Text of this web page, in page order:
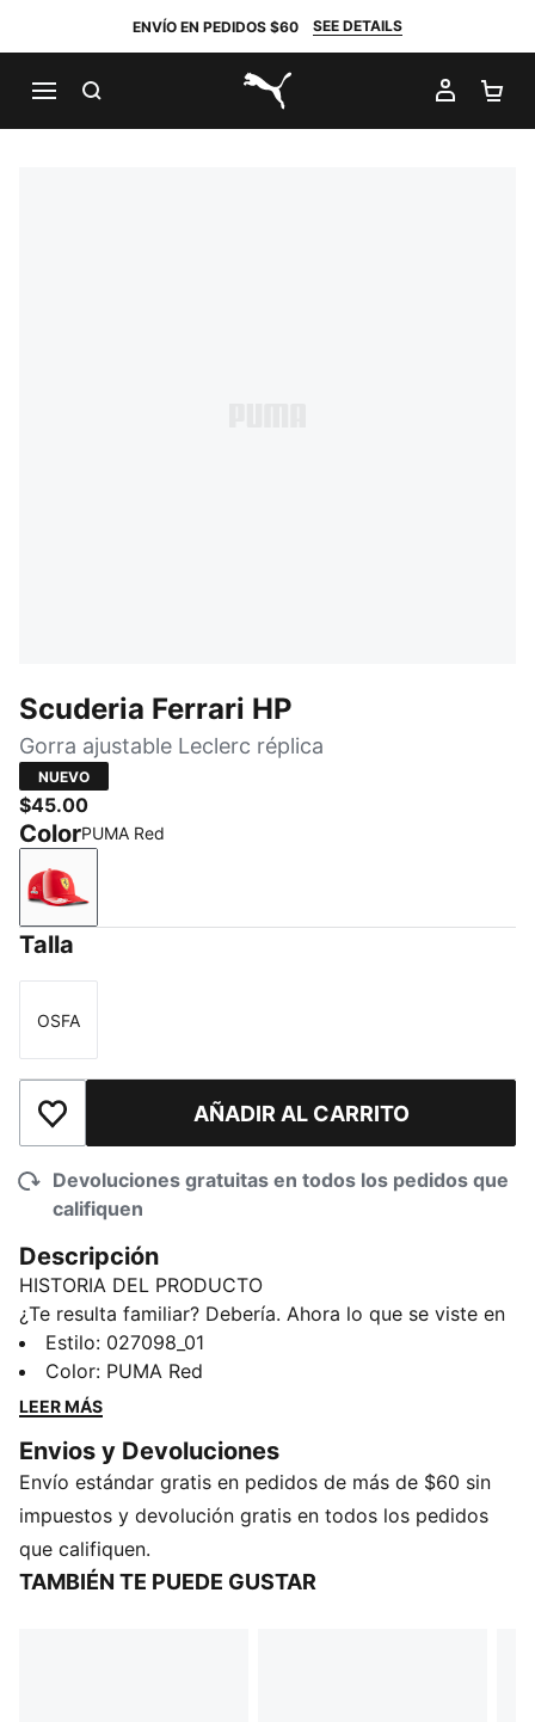
ENVÍO EN PEDIDOS $60 SEE DETAILS
PUMA.com
MI
Scuderia Ferrari HP
Gorra ajustable Leclerc réplica
NUEVO
$45.00
ColorPUMA Red
PUMA Red
Talla
Talla
OSFA
Añadir a la lista de deseosAÑADIR AL CARRITO
Devoluciones gratuitas en todos los pedidos que
califiquen
Descripción
HISTORIA DEL PRODUCTO
¿Te resulta familiar? Debería. Ahora lo que se viste en
las pistas puede ser tuyo. Con una selección de
prendas y accesorios inspirados en la ropa técnica, la
colección PUMA for SCUDERIA FERRARI HP réplica
acelerador a fondo y forjar su propio camino.
Representa a Charles Leclerc con esta gorra de
béisbol con su logotipo característico y detalles de
Ferrari.
CARACTERÍSTICAS Y VENTAJAS
Estilo: 027098_01
Color: PUMA Red
LEER MÁS
Envios y Devoluciones
Envío estándar gratis en pedidos de más de $60 sin
impuestos y devolución gratis en todos los pedidos
que califiquen.
TAMBIÉN TE PUEDE GUSTAR